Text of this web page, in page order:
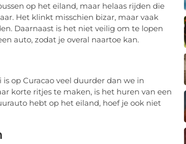
op het eiland, maar helaas rijden die
Het klinkt misschien bizar, maar vaak
Daarnaast is het niet veilig om te lopen
auto, zodat je overal naartoe kan.
op Curacao veel duurder dan we in
korte ritjes te maken, is het huren van een
hebt op het eiland, hoef je ook niet